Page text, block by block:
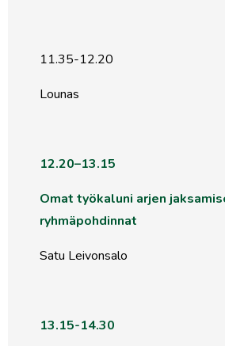
11.35-12.20
Lounas
12.20–13.15
Omat työkaluni arjen
ryhmäpohdinnat
Satu Leivonsalo
13.15-14.30